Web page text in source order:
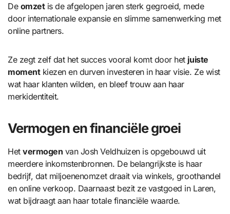
De omzetis de afgelopen jaren sterk gegroeid, mede
door internationale expansie en slimme samenwerking met
online partners.
Ze zegt zelf dat het succes vooral komt door het juiste
momentkiezen en durven investeren in haar visie. Ze wist
wat haar klanten wilden, en bleef trouw aan haar
merkidentiteit.
Vermogen en financiële groei
Hetvermogen van Josh Veldhuizen is opgebouwd uit
meerdere inkomstenbronnen. De belangrijkste is haar
bedrijf, dat miljoenenomzet draait via winkels, groothandel
en online verkoop. Daarnaast bezit ze vastgoed in Laren,
wat bijdraagt aan haar totale financiële waarde.